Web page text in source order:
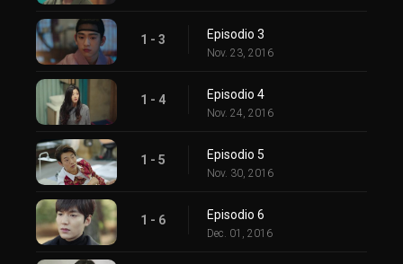
1 - 3 Episodio 3
Nov. 23, 2016
1 - 4 Episodio 4
Nov. 24, 2016
1 - 5 Episodio 5
Nov. 30, 2016
1 - 6 Episodio 6
Dec. 01, 2016